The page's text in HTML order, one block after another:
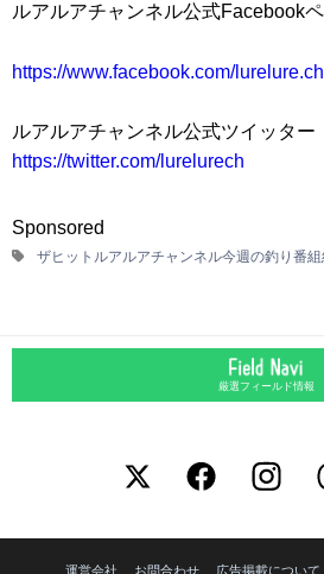
ルアルアチャンネル公式Facebook
https://www.facebook.com/lurelure.ch
ルアルアチャンネル公式ツイッター
https://twitter.com/lurelurech
Sponsored
ザヒット ルアルアチャンネル今週の釣り番
厳選フィールド情報
運営会社 お問合わせ 広告掲載について